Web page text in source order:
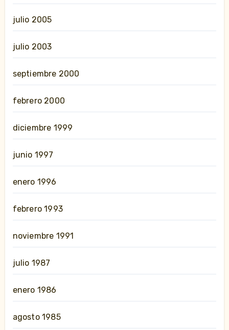
julio 2005
julio 2003
septiembre 2000
febrero 2000
diciembre 1999
junio 1997
enero 1996
febrero 1993
noviembre 1991
julio 1987
enero 1986
agosto 1985